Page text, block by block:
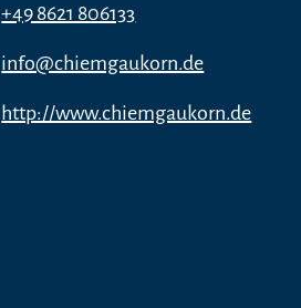
+49 8621 806133
info@chiemgaukorn.de
http://www.chiemgaukorn.de